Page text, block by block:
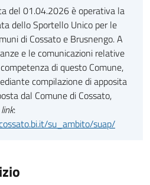
del 01.04.2026 è operativa la
dello Sportello Unico per le
di Cossato e Brusnengo. A
e le comunicazioni relative
di questo Comune,
compilazione di apposita
dal Comune di Cossato,
link:
su_ambito/suap/